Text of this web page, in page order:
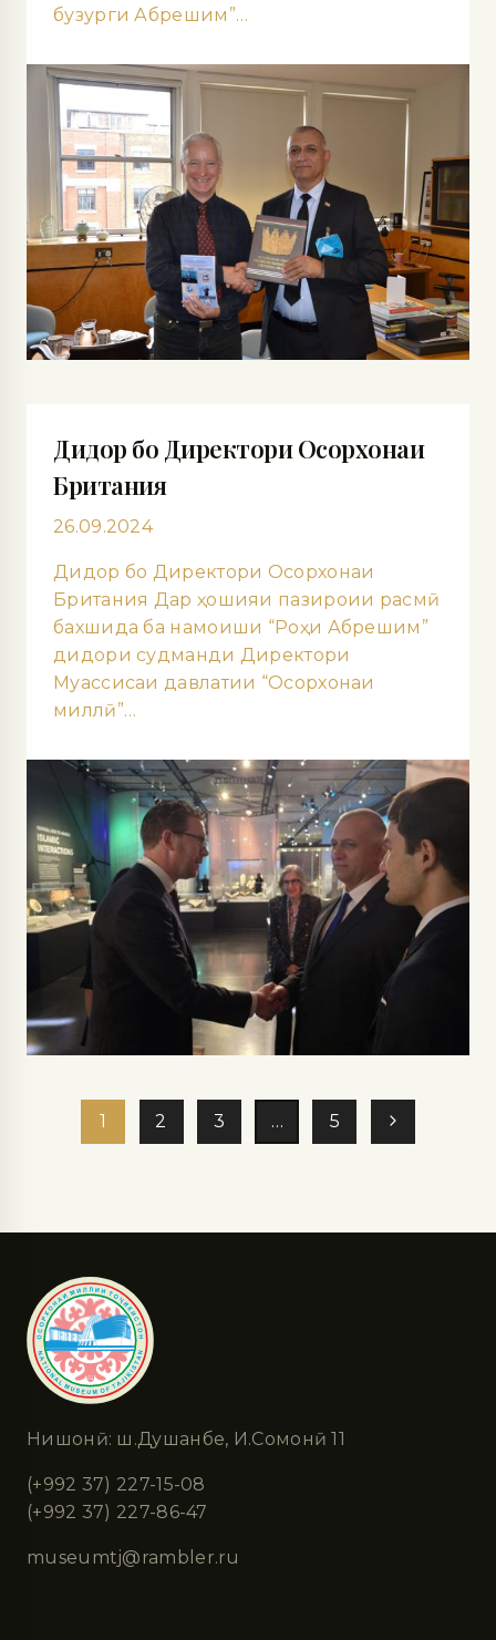
бузурги Абрешим”…
Дидор бо Директори Осорхонаи
Британия
26.09.2024
Дидор бо Директори Осорхонаи
Британия Дар ҳошияи пазироии расмӣ
бахшида ба намоиши “Роҳи Абрешим”
дидори судманди Директори
Муассисаи давлатии “Осорхонаи
миллӣ”…
1 2 3 … 5
Нишонӣ: ш.Душанбе, И.Сомонӣ 11
(+992 37) 227-15-08
(+992 37) 227-86-47
museumtj@rambler.ru